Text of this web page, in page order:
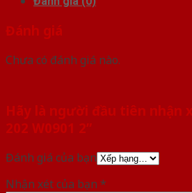
Đánh giá
Chưa có đánh giá nào.
Hãy là người đầu tiên nhận
202 W0901 2”
Đánh giá của bạn
Nhận xét của bạn *